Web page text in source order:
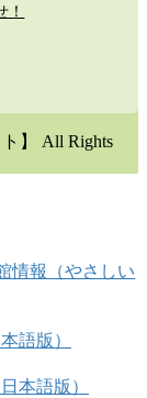
】 All Rights
情報（やさしい
語版）
本語版）